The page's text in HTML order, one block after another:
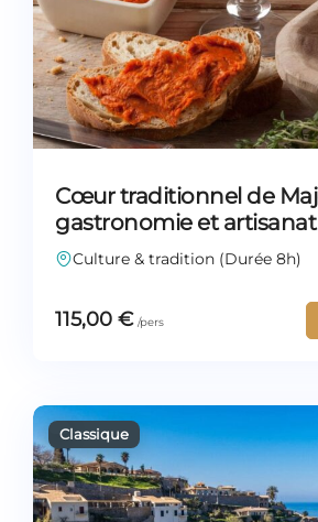
Cœur traditionnel de
gastronomie et artisanat
Culture & tradition (Durée 8h)
115,00 €